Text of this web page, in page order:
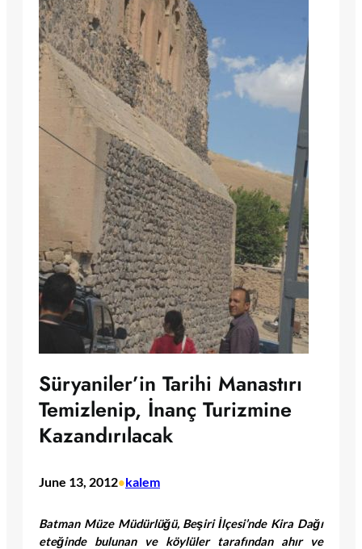
Süryaniler’in Tarihi Manastırı
Temizlenip, İnanç Turizmine
Kazandırılacak
June 13, 2012•kalem
Batman Müze Müdürlüğü, Beşiri İlçesi’nde Kira Dağı
eteğinde bulunan ve köylüler tarafından ahır ve